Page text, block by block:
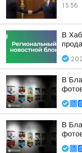
15:56
В
В
В